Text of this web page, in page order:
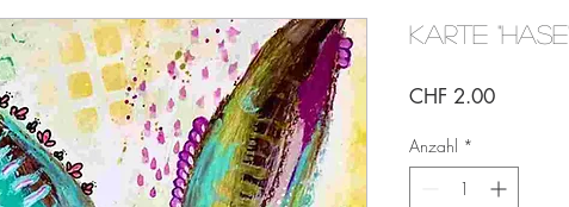
Karte
CHF 2.00Preis
Anzahl *